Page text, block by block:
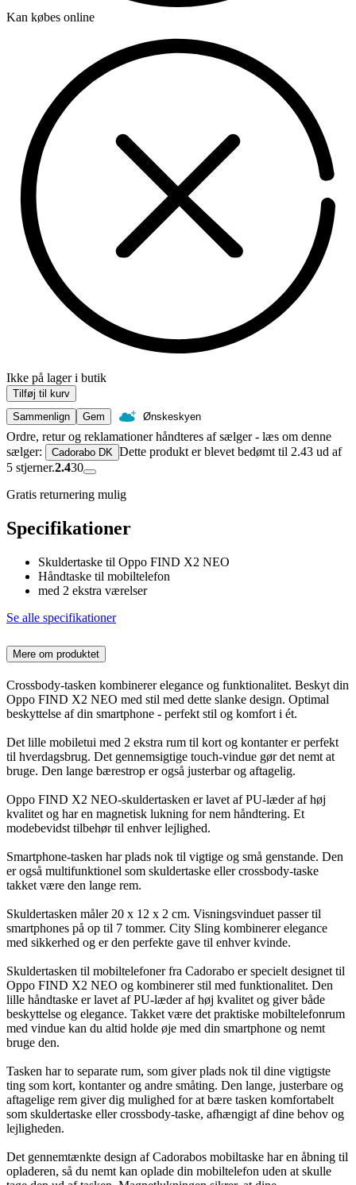
Kan købes online
Ikke på lager i butik
Tilføj til kurv
Sammenlign
Gem Ønskeskyen
Ordre, retur og reklamationer håndteres af sælger - læs om denne
sælger:
Cadorabo DK Dette produkt er blevet bedømt til 2.43 ud af
5 stjerner.2.430
Gratis returnering mulig
Specifikationer
Skuldertaske til Oppo FIND X2 NEO
Håndtaske til mobiltelefon
med 2 ekstra værelser
Se alle specifikationer
Mere om produktet
Crossbody-tasken kombinerer elegance og funktionalitet. Beskyt din
Oppo FIND X2 NEO med stil med dette slanke design. Optimal
beskyttelse af din smartphone - perfekt stil og komfort i ét.
Det lille mobiletui med 2 ekstra rum til kort og kontanter er perfekt
til hverdagsbrug. Det gennemsigtige touch-vindue gør det nemt at
bruge. Den lange bærestrop er også justerbar og aftagelig.
Oppo FIND X2 NEO-skuldertasken er lavet af PU-læder af høj
kvalitet og har en magnetisk lukning for nem håndtering. Et
modebevidst tilbehør til enhver lejlighed.
Smartphone-tasken har plads nok til vigtige og små genstande. Den
er også multifunktionel som skuldertaske eller crossbody-taske
takket være den lange rem.
Skuldertasken måler 20 x 12 x 2 cm. Visningsvinduet passer til
smartphones på op til 7 tommer. City Sling kombinerer elegance
med sikkerhed og er den perfekte gave til enhver kvinde.
Skuldertasken til mobiltelefoner fra Cadorabo er specielt designet til
Oppo FIND X2 NEO og kombinerer stil med funktionalitet. Den
lille håndtaske er lavet af PU-læder af høj kvalitet og giver både
beskyttelse og elegance. Takket være det praktiske mobiltelefonrum
med vindue kan du altid holde øje med din smartphone og nemt
bruge den.
Tasken har to separate rum, som giver plads nok til dine vigtigste
ting som kort, kontanter og andre småting. Den lange, justerbare og
aftagelige rem giver dig mulighed for at bære tasken komfortabelt
som skuldertaske eller crossbody-taske, afhængigt af dine behov og
lejligheden.
Det gennemtænkte design af Cadorabos mobiltaske har en åbning til
opladeren, så du nemt kan oplade din mobiltelefon uden at skulle